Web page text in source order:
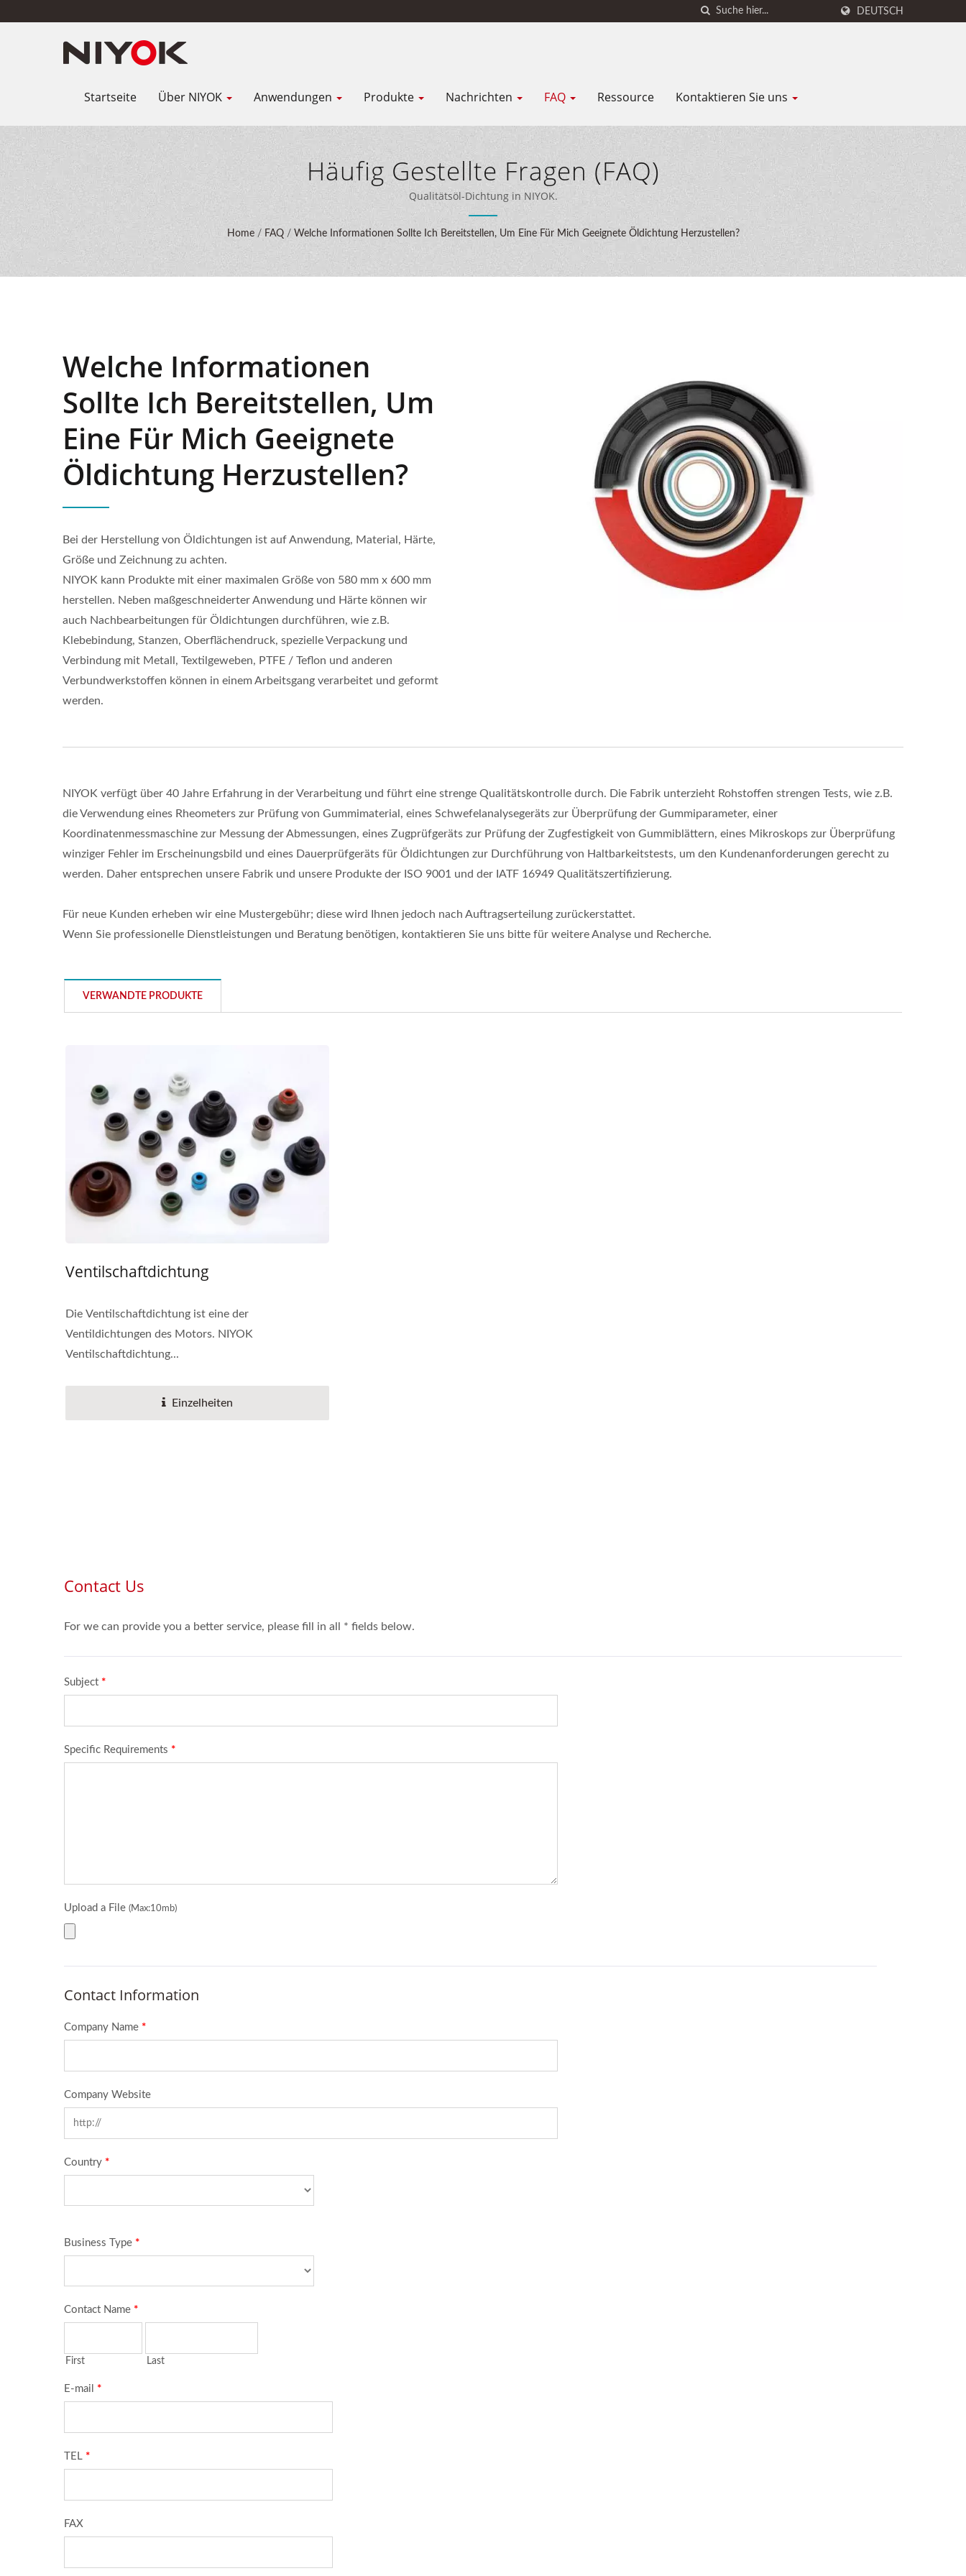
DEUTSCH
Startseite Über NIYOK Anwendungen Produkte Nachrichten FAQ Ressource Kontaktieren Sie uns
Häufig Gestellte Fragen (FAQ)
Qualitätsöl-Dichtung in NIYOK.
Home / FAQ / Welche Informationen Sollte Ich Bereitstellen, Um Eine Für Mich Geeignete Öldichtung Herzustellen?
Welche Informationen
Sollte Ich Bereitstellen, Um
Eine Für Mich Geeignete
Öldichtung Herzustellen?
Bei der Herstellung von Öldichtungen ist auf Anwendung, Material, Härte,
Größe und Zeichnung zu achten.
NIYOK kann Produkte mit einer maximalen Größe von 580 mm x 600 mm
herstellen. Neben maßgeschneiderter Anwendung und Härte können wir
auch Nachbearbeitungen für Öldichtungen durchführen, wie z.B.
Klebebindung, Stanzen, Oberflächendruck, spezielle Verpackung und
Verbindung mit Metall, Textilgeweben, PTFE / Teflon und anderen
Verbundwerkstoffen können in einem Arbeitsgang verarbeitet und geformt
werden.
NIYOK verfügt über 40 Jahre Erfahrung in der Verarbeitung und führt eine strenge Qualitätskontrolle durch. Die Fabrik unterzieht Rohstoffen strengen Tests, wie z.B.
die Verwendung eines Rheometers zur Prüfung von Gummimaterial, eines Schwefelanalysegeräts zur Überprüfung der Gummiparameter, einer
Koordinatenmessmaschine zur Messung der Abmessungen, eines Zugprüfgeräts zur Prüfung der Zugfestigkeit von Gummiblättern, eines Mikroskops zur Überprüfung
winziger Fehler im Erscheinungsbild und eines Dauerprüfgeräts für Öldichtungen zur Durchführung von Haltbarkeitstests, um den Kundenanforderungen gerecht zu
werden. Daher entsprechen unsere Fabrik und unsere Produkte der ISO 9001 und der IATF 16949 Qualitätszertifizierung.
Für neue Kunden erheben wir eine Mustergebühr; diese wird Ihnen jedoch nach Auftragserteilung zurückerstattet.
Wenn Sie professionelle Dienstleistungen und Beratung benötigen, kontaktieren Sie uns bitte für weitere Analyse und Recherche.
VERWANDTE PRODUKTE
Ventilschaftdichtung
Die Ventilschaftdichtung ist eine der
Ventildichtungen des Motors. NIYOK
Ventilschaftdichtung...
Einzelheiten